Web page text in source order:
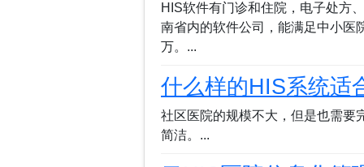
系统LIS）集成，进一步放大其价
摸索DeepSee...
HIS软件有门诊和住院，电子处方
南省内的软件公司，能满足中小医
万。...
什么样的HIS系统适
社区医院的规模不大，但是也需要
简洁。...